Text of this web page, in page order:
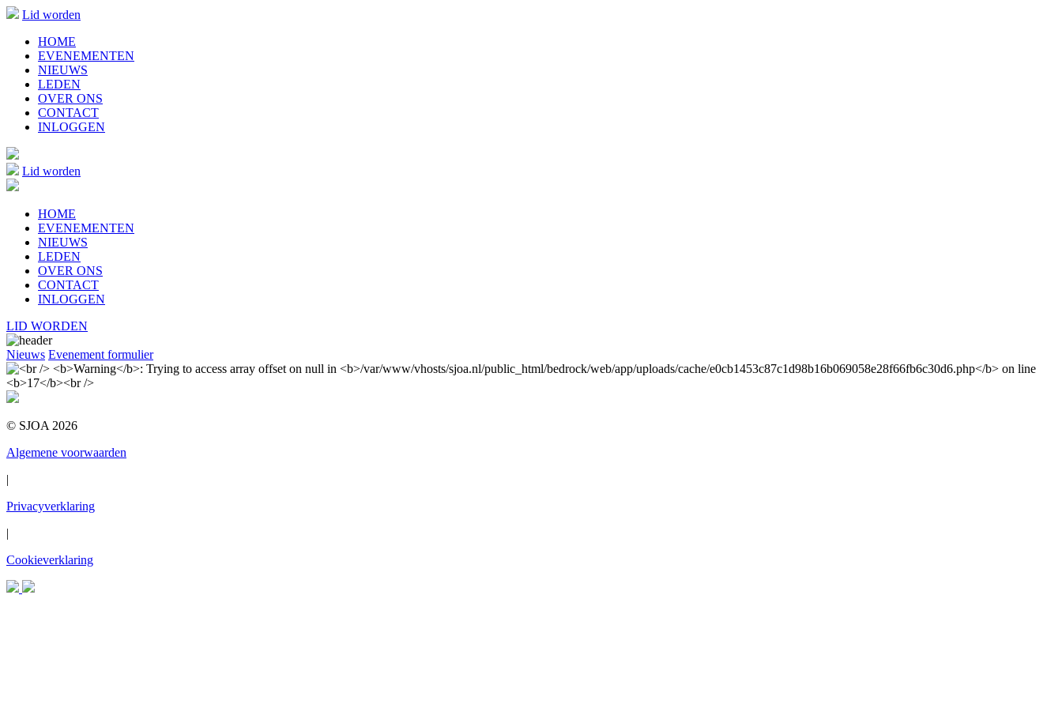
Lid worden
HOME
EVENEMENTEN
NIEUWS
LEDEN
OVER ONS
CONTACT
INLOGGEN
Lid worden
HOME
EVENEMENTEN
NIEUWS
LEDEN
OVER ONS
CONTACT
INLOGGEN
LID WORDEN
Nieuws Evenement formulier
© SJOA 2026
Algemene voorwaarden
|
Privacyverklaring
|
Cookieverklaring